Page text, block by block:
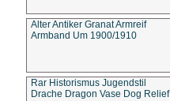
Alter Antiker Granat Armreif
Armband Um 1900/1910
Rar Historismus Jugendstil
Drache Dragon Vase Dog Relief